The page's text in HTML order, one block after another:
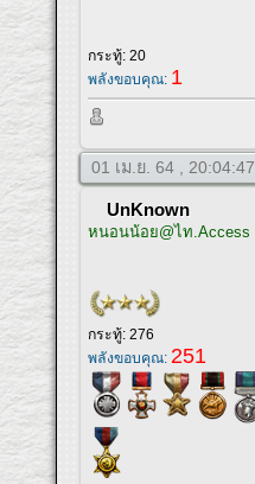
กระทู้: 20
พลังขอบคุณ: 1
01 เม.ย. 64 , 20:04:47
UnKnown
หนอนน้อย@ไท.Access
กระทู้: 276
พลังขอบคุณ: 251